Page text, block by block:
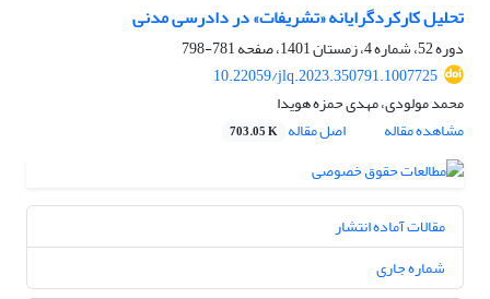
تحلیل کارکردگرایانه «تشریفات» در دادرسی مدنی
دوره 52، شماره 4، زمستان 1401، صفحه
781-798
10.22059/jlq.2023.350791.1007725
محمد مولودی، مهدی حمزه هویدا
مشاهده مقاله
اصل مقاله 703.05 K
مقالات آماده انتشار
شماره جاری